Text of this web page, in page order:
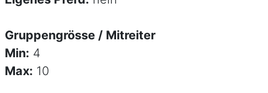
Gruppengrösse / Mitreiter
Min: 4
Max: 10